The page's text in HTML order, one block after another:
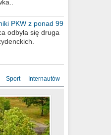
PKW z ponad 99
odbyła się druga
Sport Internautów
za
mieście